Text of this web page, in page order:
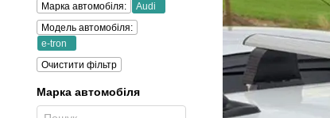
Марка автомобіля:
Audi
Модель автомобіля:
e-tron
Очистити фільтр
Марка автомобіля